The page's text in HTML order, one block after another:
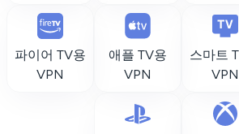
파이어 TV용
VPN
애플 TV용
VPN
스마트
VPN